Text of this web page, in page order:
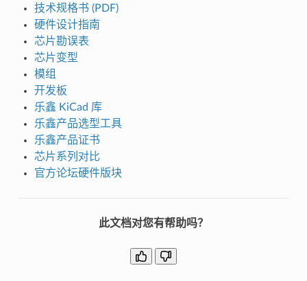
技术规格书 (PDF)
硬件设计指南
芯片勘误表
芯片变型
模组
开发板
乐鑫 KiCad 库
乐鑫产品选型工具
乐鑫产品证书
芯片系列对比
官方论坛硬件版块
此文档对您有帮助吗？